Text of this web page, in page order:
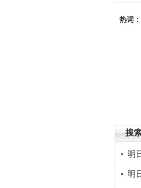
热词：
搜
明
明